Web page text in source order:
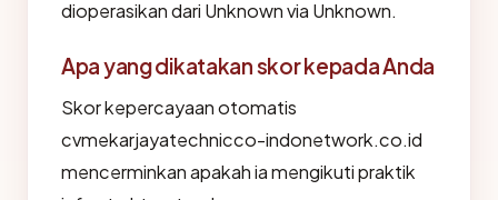
dioperasikan dari Unknown via Unknown.
Apa yang dikatakan skor kepada Anda
Skor kepercayaan otomatis
cvmekarjayatechnicco-indonetwork.co.id
mencerminkan apakah ia mengikuti praktik